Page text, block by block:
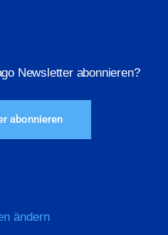
Newsletter abonnieren?
abonnieren
ändern